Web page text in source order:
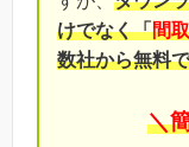
けでなく「間
数社から無料
＼